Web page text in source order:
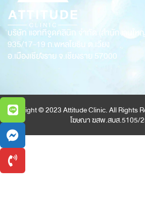
บริษัท แอททิจูดคลินิก จำกัด (สำนักงานให
935/17-19 ถ.พหลโยธิน ต.เวียง
อ.เมืองเชียงราย จ.เชียงราย 57000
Copyright © 2023 Attitude Clinic. All Rights
โฆษณา ฆสพ.สบส.5105/